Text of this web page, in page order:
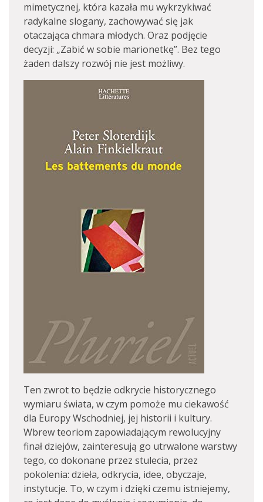
mimetycznej, która kazała mu wykrzykiwać
radykalne slogany, zachowywać się jak
otaczająca chmara młodych. Oraz podjęcie
decyzji: „Zabić w sobie marionetkę”. Bez tego
żaden dalszy rozwój nie jest możliwy.
Ten zwrot to będzie odkrycie historycznego
wymiaru świata, w czym pomoże mu ciekawość
dla Europy Wschodniej, jej historii i kultury.
Wbrew teoriom zapowiadającym rewolucyjny
finał dziejów, zainteresują go utrwalone warstwy
tego, co dokonane przez stulecia, przez
pokolenia: dzieła, odkrycia, idee, obyczaje,
instytucje. To, w czym i dzięki czemu istniejemy,